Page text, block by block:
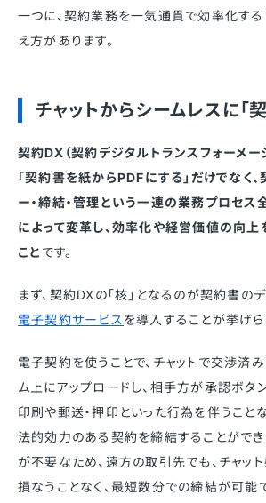
一つに、契約業務を一気通貫で効率化する
え方があります。
チャットからシームレスに「
契約DX（契約デジタルトランスフォーメー
「契約書を紙からPDFにする」だけでなく
ー・締結・管理という一連の業務プロセス
によって変革し、効率化や経営価値の向
こと です。
まず、契約DXの「核」となるのが契約書の
電子契約サービス を導入することが挙げら
電子契約を使うことで、チャットで交渉済
ム上にアップロードし、相手方が承認ボタ
印刷や郵送・押印といった行為を伴うこと
法的効力のある契約を締結することがで
が不要なため、遠方の取引先でも、チャッ
損なうことなく、最短数分での締結が可能